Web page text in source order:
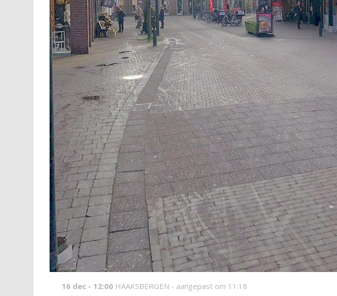
16 dec - 12:00 HAAKSBERGEN - aangepast om 11:18